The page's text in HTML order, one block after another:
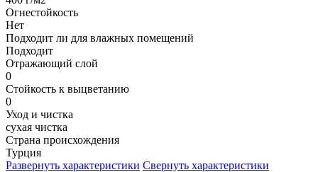
Огнестойкость
Нет
Подходит ли для влажных помещений
Подходит
Отражающий слой
0
Стойкость к выцветанию
0
Уход и чистка
сухая чистка
Страна происхождения
Турция
Развернуть характеристики Свернуть характеристики